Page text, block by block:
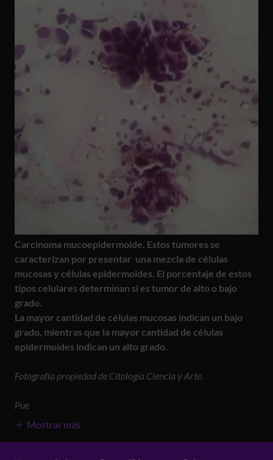
Carcinoma mucoepidermoide. Estos tumores se
caracterizan por presentar una mezcla de células
mucosas y células epidermoides. El porcentaje de estos
tipos celulares determinan si es tumor de alto o bajo
grado.
La mayor cantidad de células mucosas indican un bajo
grado, mientras que la mayor cantidad de células
epidermoides indican un alto grado.
Fotografía propiedad de Citología Ciencia y Arte.
Pue
Mostrar más